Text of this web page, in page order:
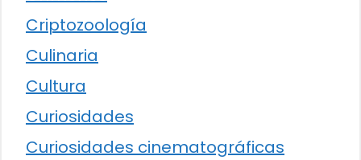
Criptozoología
Culinaria
Cultura
Curiosidades
Curiosidades cinematográficas